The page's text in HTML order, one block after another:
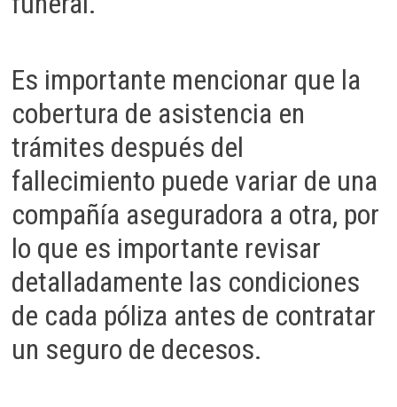
Es importante mencionar que la
cobertura de asistencia en
trámites después del
fallecimiento puede variar de una
compañía aseguradora a otra, por
lo que es importante revisar
detalladamente las condiciones
de cada póliza antes de contratar
un seguro de decesos.